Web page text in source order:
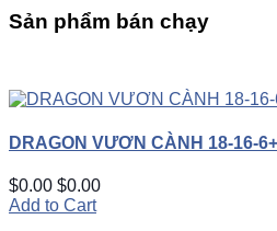
Sản phẩm bán chạy
DRAGON VƯƠN CÀNH 18-16-
$0.00 $0.00
Add to Cart